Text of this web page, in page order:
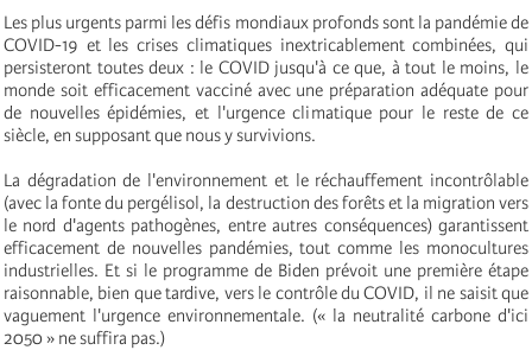
Les plus urgents parmi les défis mondiaux profonds sont la pandémie de
COVID-19 et les crises climatiques inextricablement combinées, qui
persisteront toutes deux : le COVID jusqu'à ce que, à tout le moins, le
monde soit efficacement vacciné avec une préparation adéquate pour
de nouvelles épidémies, et l'urgence climatique pour le reste de ce
siècle, en supposant que nous y survivions.
La dégradation de l'environnement et le réchauffement incontrôlable
(avec la fonte du pergélisol, la destruction des forêts et la migration vers
le nord d'agents pathogènes, entre autres conséquences) garantissent
efficacement de nouvelles pandémies, tout comme les monocultures
industrielles. Et si le programme de Biden prévoit une première étape
raisonnable, bien que tardive, vers le contrôle du COVID, il ne saisit que
vaguement l'urgence environnementale. (« la neutralité carbone d'ici
2050 » ne suffira pas.)